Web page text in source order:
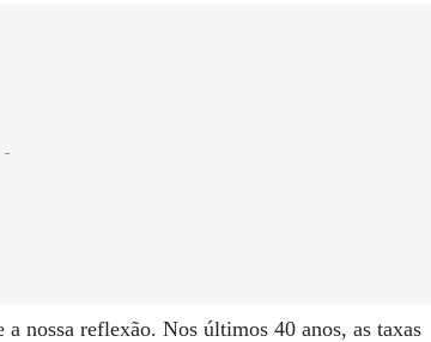
nossa reflexão. Nos últimos 40 anos, as taxas